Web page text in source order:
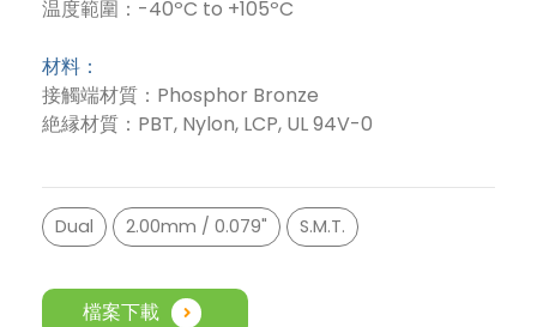
温度範圍：-40ºC to +105ºC
材料：
接觸端材質：Phosphor Bronze
絶縁材質：PBT, Nylon, LCP, UL 94V-0
Dual 2.00mm / 0.079" S.M.T.
檔案下載